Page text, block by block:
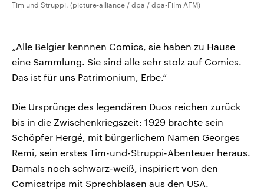
Tim und Struppi. (picture-alliance / dpa / dpa-Film AFM)
„Alle Belgier kennnen Comics, sie haben zu Hause
eine Sammlung. Sie sind alle sehr stolz auf Comics.
Das ist für uns Patrimonium, Erbe.“
Die Ursprünge des legendären Duos reichen zurück
bis in die Zwischenkriegszeit: 1929 brachte sein
Schöpfer Hergé, mit bürgerlichem Namen Georges
Remi, sein erstes Tim-und-Struppi-Abenteuer heraus.
Damals noch schwarz-weiß, inspiriert von den
Comicstrips mit Sprechblasen aus den USA.